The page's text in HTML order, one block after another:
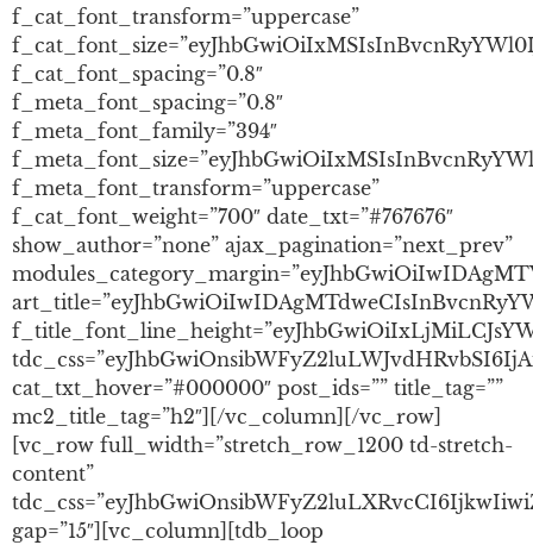
f_cat_font_transform=”uppercase”
f_cat_font_spacing=”0.8″
f_meta_font_spacing=”0.8″
f_meta_font_family=”394″
f_meta_font_transform=”uppercase”
f_cat_font_weight=”700″ date_txt=”#767676″
show_author=”none” ajax_pagination=”next_prev”
cat_txt_hover=”#000000″ post_ids=”” title_tag=””
mc2_title_tag=”h2″][/vc_column][/vc_row]
[vc_row full_width=”stretch_row_1200 td-stretch-
content”
gap=”15″][vc_column][tdb_loop